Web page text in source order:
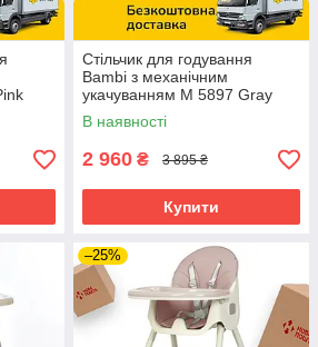
Стільчик для годування
Bambi з механічним
укачуванням M 5897 Gray
Сірий
В наявності
2 960 ₴ 3 895 ₴
Купити
–25%